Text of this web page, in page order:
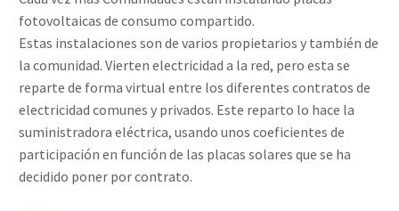
fotovoltaicas de consumo compartido. ⁣
Estas instalaciones son de varios propietarios y también de
la comunidad. Vierten electricidad a la red, pero esta se
reparte de forma virtual entre los diferentes contratos de
electricidad comunes y privados. Este reparto lo hace la
suministradora eléctrica, usando unos coeficientes de
participación en función de las placas solares que se ha
decidido poner por contrato.⁣